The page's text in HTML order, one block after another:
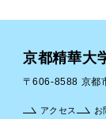
京都精華大
〒606-8588 京都
アクセス お